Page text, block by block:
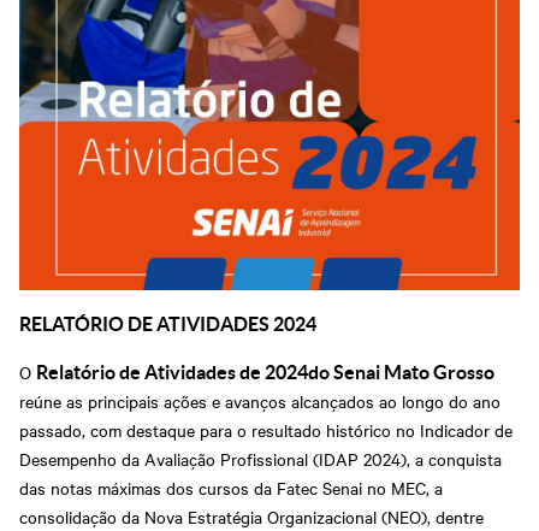
RELATÓRIO DE ATIVIDADES 2024
O Relatório de Atividades de 2024do Senai Mato Grosso
reúne as principais ações e avanços alcançados ao longo do ano
passado, com destaque para o resultado histórico no Indicador de
Desempenho da Avaliação Profissional (IDAP 2024), a conquista
das notas máximas dos cursos da Fatec Senai no MEC, a
consolidação da Nova Estratégia Organizacional (NEO), dentre